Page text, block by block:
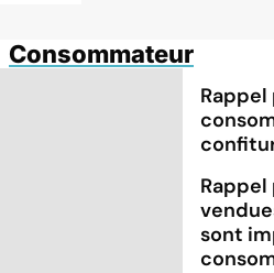
Consommateur
sont